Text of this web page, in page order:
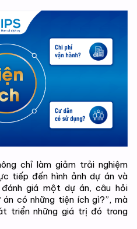
chỉ làm giảm trải nghiệm
tiếp đến hình ảnh dự án và
giá một dự án, câu hỏi
có những tiện ích gì?”, mà
triển những giá trị đó trong